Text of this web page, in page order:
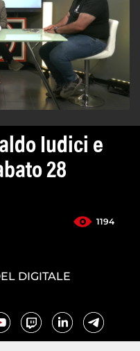
Iudici e
28
1194
DIGITALE